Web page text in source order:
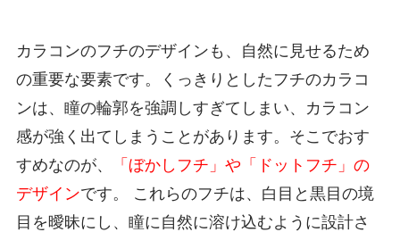
カラコンのフチのデザインも、自然に見せるため
の重要な要素です。くっきりとしたフチのカラコ
ンは、瞳の輪郭を強調しすぎてしまい、カラコン
感が強く出てしまうことがあります。そこでおす
すめなのが、
「ぼかしフチ」や「ドットフチ」の
デザインです。 これらのフチは、白目と黒目の境
目を曖昧にし、瞳に自然に溶け込むように設計さ